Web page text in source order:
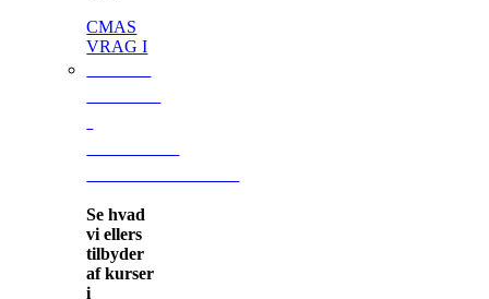
CMAS
VRAG I
Se hvad
vi ellers
tilbyder
af kurser
i